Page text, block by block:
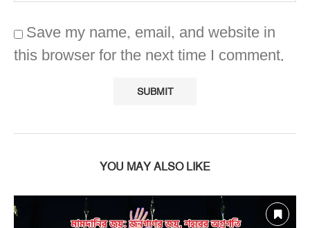
Save my name, email, and website in
this browser for the next time I comment.
YOU MAY ALSO LIKE